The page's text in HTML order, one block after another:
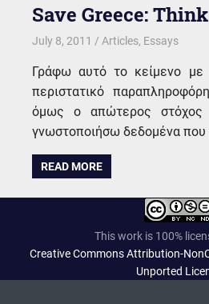
Save Greece:
July 8, 2011 kgk
Articles, Essays
Γράφω αυτό το κείμενο
περιστατικό
όμως ο απώτερος στόχος
γνωστοποιήσω δεδομένα που
READ MORE
This work is 100%
Creative Commons Attribution-
Unported